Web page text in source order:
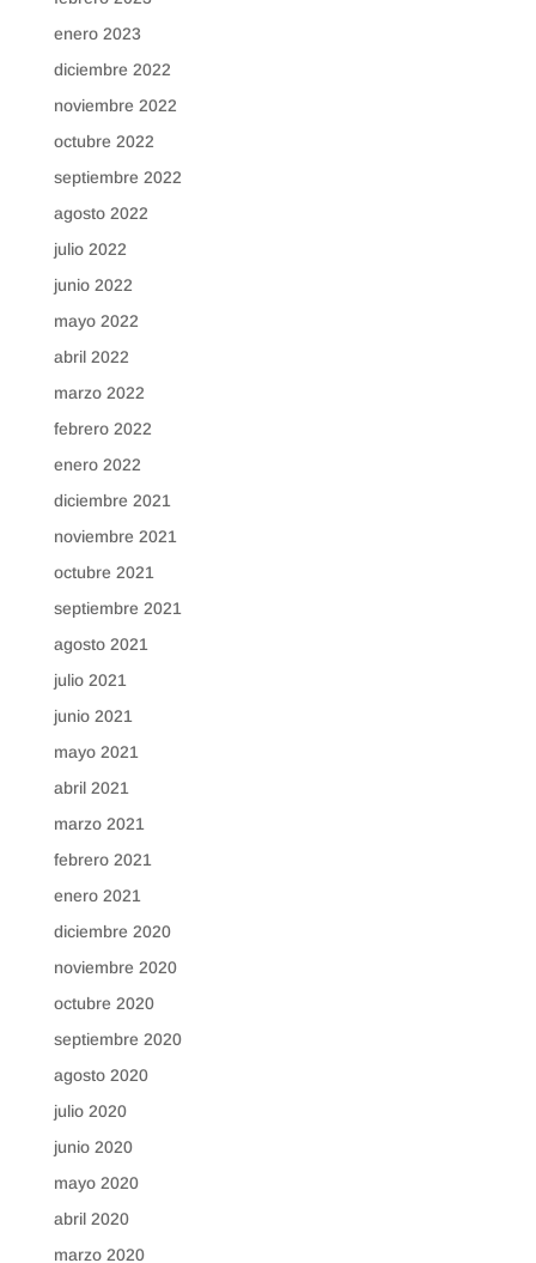
enero 2023
diciembre 2022
noviembre 2022
octubre 2022
septiembre 2022
agosto 2022
julio 2022
junio 2022
mayo 2022
abril 2022
marzo 2022
febrero 2022
enero 2022
diciembre 2021
noviembre 2021
octubre 2021
septiembre 2021
agosto 2021
julio 2021
junio 2021
mayo 2021
abril 2021
marzo 2021
febrero 2021
enero 2021
diciembre 2020
noviembre 2020
octubre 2020
septiembre 2020
agosto 2020
julio 2020
junio 2020
mayo 2020
abril 2020
marzo 2020